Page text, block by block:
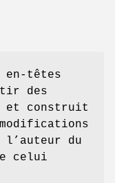
têtes
des
et construit
du
celui